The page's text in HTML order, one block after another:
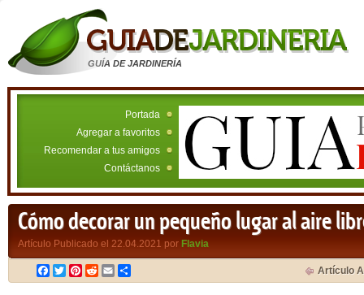
GUÍA DE JARDINERÍA
Portada
Agregar a favoritos
Recomendar a tus amigos
Contáctanos
Cómo decorar un pequeño lugar al aire
Artículo Publicado el 22.04.2021 por Flavia
Facebook
TwitterPinterest
RedditEmail Artículo